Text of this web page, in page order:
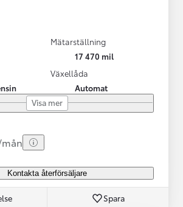
Mätarställning
17 470 mil
Växellåda
Automat
Visa mer
Kontakta återförsäljare
Spara